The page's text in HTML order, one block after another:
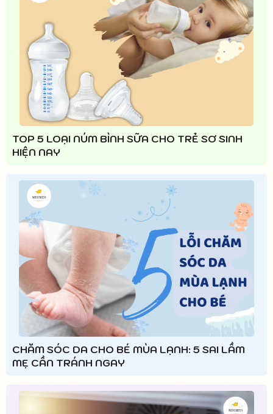
TOP 5 LOẠI NÚM BÌNH SỮA CHO TRẺ SƠ SINH
HIỆN NAY
CHĂM SÓC DA CHO BÉ MÙA LẠNH: 5 SAI LẦM
MẸ CẦN TRÁNH NGAY